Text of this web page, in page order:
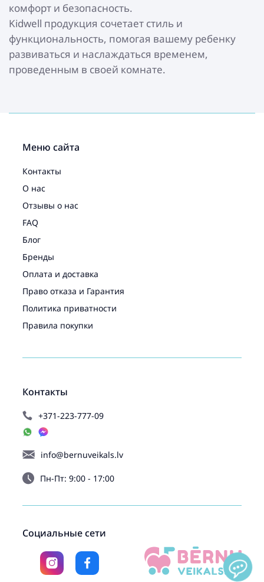
комфорт и безопасность.
Kidwell продукция сочетает стиль и
функциональность, помогая вашему ребенку
развиваться и наслаждаться временем,
проведенным в своей комнате.
Контакты
+371-223-777-09
info@bernuveikals.lv
Пн-Пт: 9:00 - 17:00
Меню сайта
Контакты
О нас
Отзывы о нас
FAQ
Блог
Бренды
Оплата и доставка
Право отказа и Гарантия
Политика приватности
Правила покупки
Социальные сети